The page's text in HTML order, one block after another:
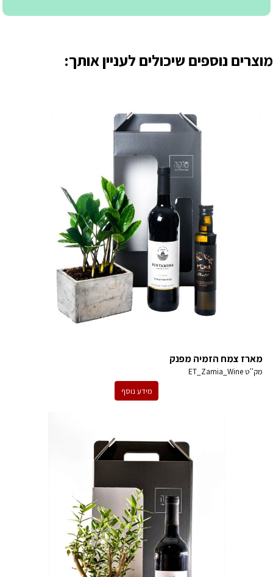
מוצרים נוספים שיכולים לעניין אותך:
מארז צמח הזמיה מפנק
מק''טET_Zamia_Wine
מידע נוסף